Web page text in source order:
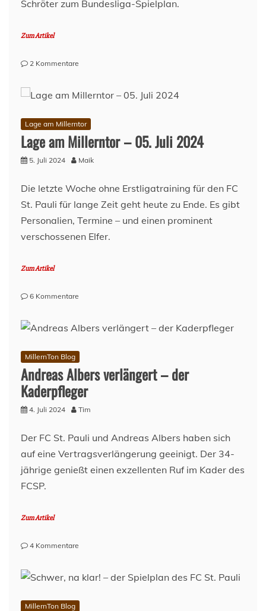
Schröter zum Bundesliga-Spielplan.
Zum Artikel
2 Kommentare
Comic:
Lage am Millerntor
Lage am Millerntor – 05. Juli 2024
5. Juli 2024 Maik
Die letzte Woche ohne Erstligatraining für den FC
St. Pauli für lange Zeit geht heute zu Ende. Es gibt
Personalien, Termine – und einen prominent
verschossenen Elfer.
Zum Artikel
6 Kommentare
Millerntor
05.
Juli
2024
MillernTon Blog
Andreas Albers verlängert – der
Kaderpfleger
4. Juli 2024 Tim
Der FC St. Pauli und Andreas Albers haben sich
auf eine Vertragsverlängerung geeinigt. Der 34-
jährige genießt einen exzellenten Ruf im Kader des
FCSP.
Zum Artikel
4 Kommentare
verlängert
der
MillernTon Blog